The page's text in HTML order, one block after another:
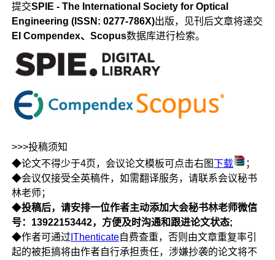
提交SPIE - The International Society for Optical
Engineering (ISSN: 0277-786X)出版，见刊后文章将递交
EI Compendex、Scopus数据库进行检索。
>>>投稿须知
◆论文不得少于4页，会议论文模板可点击右图下载
；
◆会议仅接受全英稿件，如需翻译服务，请联系会议秘书
林老师；
◆投稿后，请安排一位作者主动添加大会秘书林老师微信
号：13922153442，方便及时沟通和跟进论文状态;
◆作者可通过 IThenticate自费查重，否则由文章重复率引
起的被拒搞将由作者自行承担责任，涉嫌抄袭的论文将不